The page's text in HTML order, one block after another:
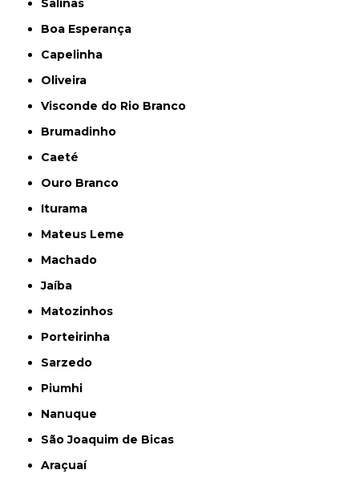
Salinas
Boa Esperança
Capelinha
Oliveira
Visconde do Rio Branco
Brumadinho
Caeté
Ouro Branco
Iturama
Mateus Leme
Machado
Jaíba
Matozinhos
Porteirinha
Sarzedo
Piumhi
Nanuque
São Joaquim de Bicas
Araçuaí